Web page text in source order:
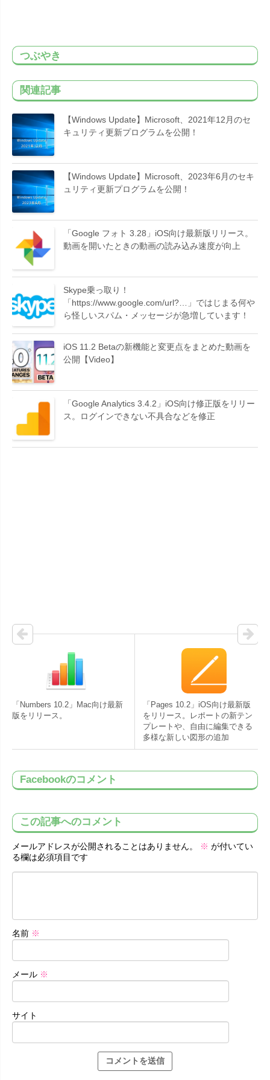
つぶやき
関連記事
【Windows Update】Microsoft、2021年12月のセ
キュリティ更新プログラムを公開！
【Windows Update】Microsoft、2023年6月のセキ
ュリティ更新プログラムを公開！
「Google フォト 3.28」iOS向け最新版リリース。
動画を開いたときの動画の読み込み速度が向上
Skype乗っ取り！
「https://www.google.com/url?…」ではじまる何や
ら怪しいスパム・メッセージが急増しています！
iOS 11.2 Betaの新機能と変更点をまとめた動画を
公開【Video】
「Google Analytics 3.4.2」iOS向け修正版をリリー
ス。ログインできない不具合などを修正
「Numbers 10.2」Mac向け最新
版をリリース。
「Pages 10.2」iOS向け最新版
をリリース。レポートの新テン
プレートや、自由に編集できる
多様な新しい図形の追加
Facebookのコメント
この記事へのコメント
メールアドレスが公開されることはありません。 ※ が付いてい
る欄は必須項目です
名前 ※
メール ※
サイト